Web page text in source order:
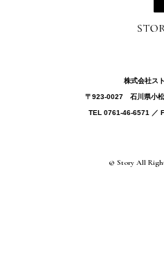
株式会社ス
〒923-0027 ⽯川県⼩
TEL 0761-46-6571 ／
© Story All